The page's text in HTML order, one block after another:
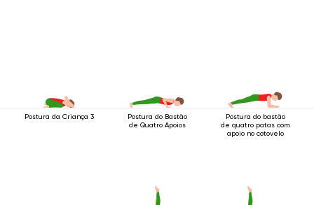
Postura da Criança 3
Postura do Bastão
de Quatro Apoios
Postura do bastão
de quatro patas com
apoio no cotovelo